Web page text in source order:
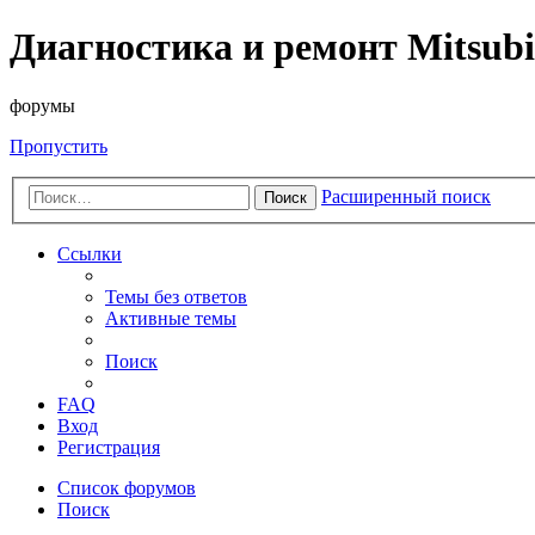
Диагностика и ремонт
форумы
Пропустить
Поиск Расширенный поиск
Ссылки
Темы без ответов
Активные темы
Поиск
FAQ
Вход
Регистрация
Список форумов
Поиск